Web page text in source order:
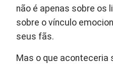
não é apenas sobre os
sobre o vínculo
seus fãs.
Mas o que aconteceria